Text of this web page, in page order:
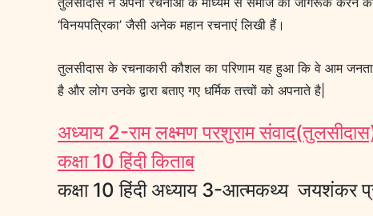
‘विनयपत्रिका’ जैसी अनेक महान रचनाएं लिखी हैं।
तुलसीदास के रचनाकारी कौशल का परिणाम यह हुआ कि वे आम
है और लोग उनके द्वारा बताए गए धर्मिक तत्त्वों को अपनाते है|
अध्याय 2-राम लक्ष्मण परशुराम
कक्षा 10 हिंदी किताब
कक्षा 10 हिंदी अध्याय 3-आत्मकथ्य जयशंकर